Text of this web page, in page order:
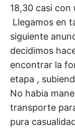
18,30 casi con
Llegamos en
siguiente
decidimos
encontrar la
etapa ,
No habia
transporte
pura